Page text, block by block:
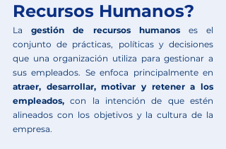
Recursos Humanos?
La gestión de recursos humanos es el
conjunto de prácticas, políticas y decisiones
que una organización utiliza para gestionar a
atraer, desarrollar, motivar y retener a los
empleados, con la intención de que estén
alineados con los objetivos y la cultura de la
empresa.